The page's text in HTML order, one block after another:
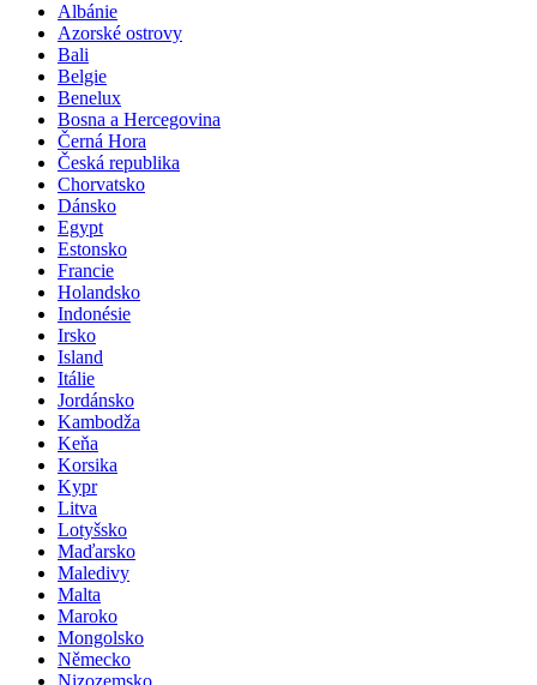
Albánie
Azorské ostrovy
Bali
Belgie
Benelux
Bosna a Hercegovina
Černá Hora
Česká republika
Chorvatsko
Dánsko
Egypt
Estonsko
Francie
Holandsko
Indonésie
Irsko
Island
Itálie
Jordánsko
Kambodža
Keňa
Korsika
Kypr
Litva
Lotyšsko
Maďarsko
Maledivy
Malta
Maroko
Mongolsko
Německo
Nizozemsko